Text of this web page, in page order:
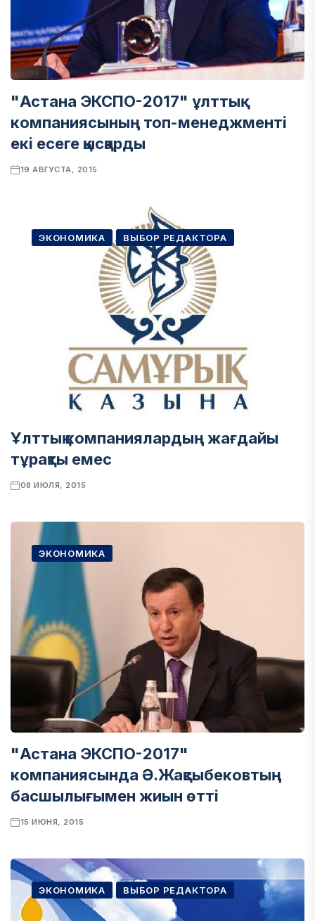
"Астана ЭКСПО-2017" ұлттық
компаниясының топ-менеджменті
екі есеге қысқарды
19 АВГУСТА, 2015
ЭКОНОМИКА ВЫБОР РЕДАКТОРА
Ұлттық компаниялардың жағдайы
тұрақты емес
08 ИЮЛЯ, 2015
ЭКОНОМИКА
"Астана ЭКСПО-2017"
компаниясында Ә.Жақсыбековтың
басшылығымен жиын өтті
15 ИЮНЯ, 2015
ЭКОНОМИКА ВЫБОР РЕДАКТОРА